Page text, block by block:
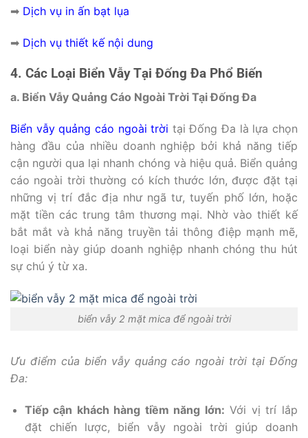
➡ Dịch vụ in ấn bạt lụa
➡ Dịch vụ thiết kế nội dung
4. Các Loại Biển Vẫy Tại Đống Đa Phổ Biến
a. Biển Vẫy Quảng Cáo Ngoài Trời Tại Đống Đa
Biển vẫy quảng cáo ngoài trời tại Đống Đa là lựa chọn
hàng đầu của nhiều doanh nghiệp bởi khả năng tiếp
cận người qua lại nhanh chóng và hiệu quả. Biển quảng
cáo ngoài trời thường có kích thước lớn, được đặt tại
những vị trí đắc địa như ngã tư, tuyến phố lớn, hoặc
mặt tiền các trung tâm thương mại. Nhờ vào thiết kế
bắt mắt và khả năng truyền tải thông điệp mạnh mẽ,
loại biển này giúp doanh nghiệp nhanh chóng thu hút
sự chú ý từ xa.
biển vẫy 2 mặt mica để ngoài trời
Ưu điểm của biển vẫy quảng cáo ngoài trời tại Đống
Đa:
Tiếp cận khách hàng tiềm năng lớn: Với vị trí lắp
đặt chiến lược, biển vẫy ngoài trời giúp doanh